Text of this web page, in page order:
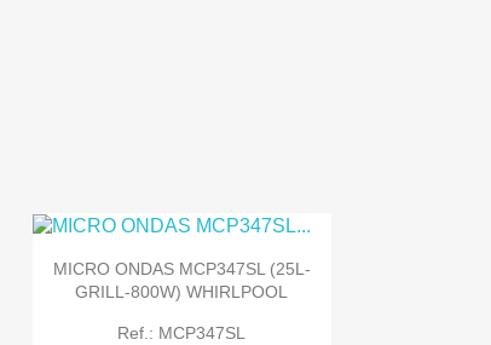
MICRO ONDAS MCP347SL (25L-
GRILL-800W) WHIRLPOOL
Ref.: MCP347SL